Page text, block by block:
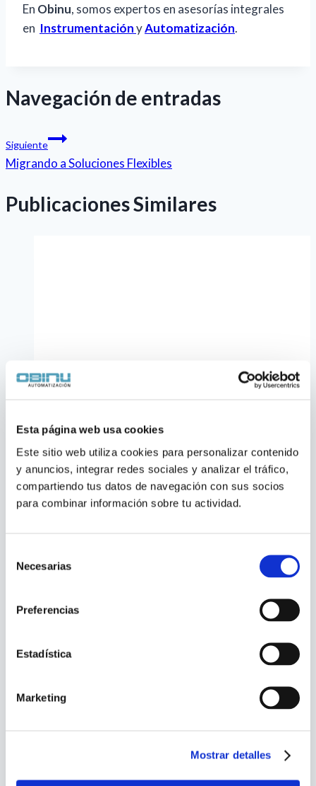
Esta página web usa cookies
Este sitio web utiliza cookies para personalizar contenido
y anuncios, integrar redes sociales y analizar el tráfico,
compartiendo tus datos de navegación con sus socios
para combinar información sobre tu actividad.
Necesarias
Preferencias
Estadística
Marketing
Mostrar detalles
En Obinu, somos expertos en asesorías integrales
en InstrumentaciónyAutomatización.
Navegación de entradas
Siguiente
Migrando a Soluciones Flexibles
Publicaciones Similares
Como optimizar con SIEMENS
Por
Recientemente, llevamos a cabo una exitosa
capacitación virtual sobre optimización de